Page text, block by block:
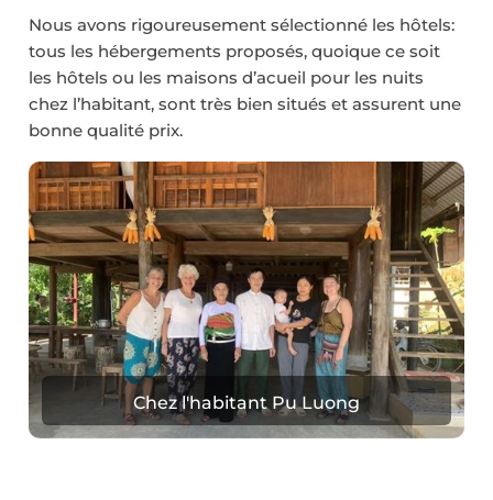
Nous avons rigoureusement sélectionné les hôtels:
tous les hébergements proposés, quoique ce soit
les hôtels ou les maisons d’acueil pour les nuits
chez l’habitant, sont très bien situés et assurent une
bonne qualité prix.
Chez l'habitant Pu Luong